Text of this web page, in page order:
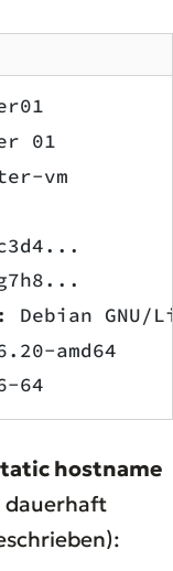
01
vm
Debian GNU/
amd64
64
hostname
dauerhaft